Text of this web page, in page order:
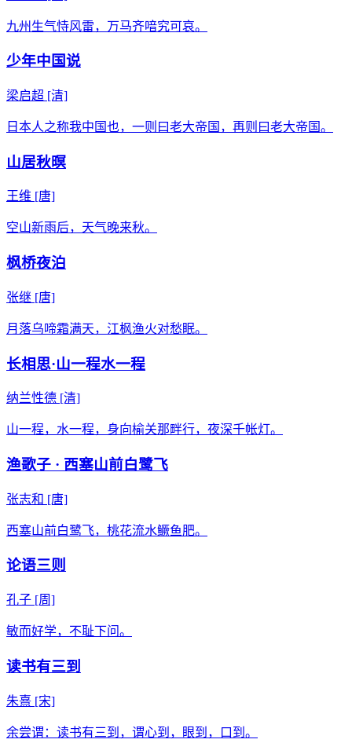
九州生气恃风雷，万马齐喑究可哀。
少年中国说
梁启超 [清]
日本人之称我中国也，一则曰老大帝国，再则曰老大帝国。
山居秋暝
王维 [唐]
空山新雨后，天气晚来秋。
枫桥夜泊
张继 [唐]
月落乌啼霜满天，江枫渔火对愁眠。
长相思·山一程水一程
纳兰性德 [清]
山一程，水一程，身向榆关那畔行，夜深千帐灯。
渔歌子 · 西塞山前白鹭飞
张志和 [唐]
西塞山前白鹭飞，桃花流水鳜鱼肥。
论语三则
孔子 [周]
敏而好学，不耻下问。
读书有三到
朱熹 [宋]
余尝谓：读书有三到，谓心到，眼到，口到。